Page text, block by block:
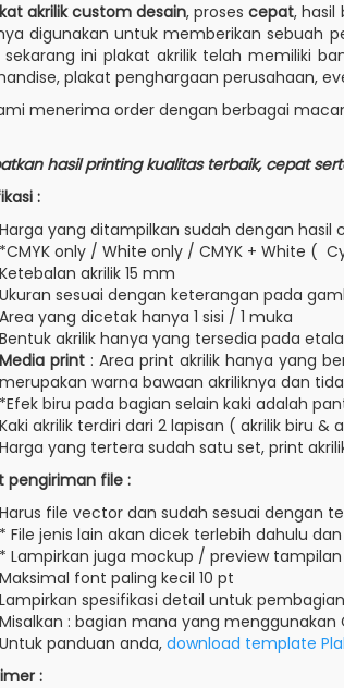
akrilik custom desain, prosescepat, hasil
digunakan untuk memberikan sebuah
ini plakat akrilik telah memiliki
plakat penghargaan perusahaan,
menerima order dengan berbagai
hasil printing kualitas terbaik, cepat
:
Harga yang ditampilkan sudah dengan hasil
*CMYK only / White only / CMYK + White (
Ketebalan akrilik 15 mm
Ukuran sesuai dengan keterangan pada
Area yang dicetak hanya 1 sisi / 1 muka
Bentuk akrilik hanya yang tersedia pada
Media print: Area print akrilik hanya yang
merupakan warna bawaan akriliknya dan
*Efek biru pada bagian selain kaki adalah
Kaki akrilik terdiri dari 2 lapisan ( akrilik biru &
Harga yang tertera sudah satu set, print
pengiriman file :
Harus file vector dan sudah sesuai dengan
* File jenis lain akan dicek terlebih dahulu
* Lampirkan juga mockup / preview
Maksimal font paling kecil 10 pt
Lampirkan spesifikasi detail untuk
Misalkan : bagian mana yang
Untuk panduan anda, download template
: